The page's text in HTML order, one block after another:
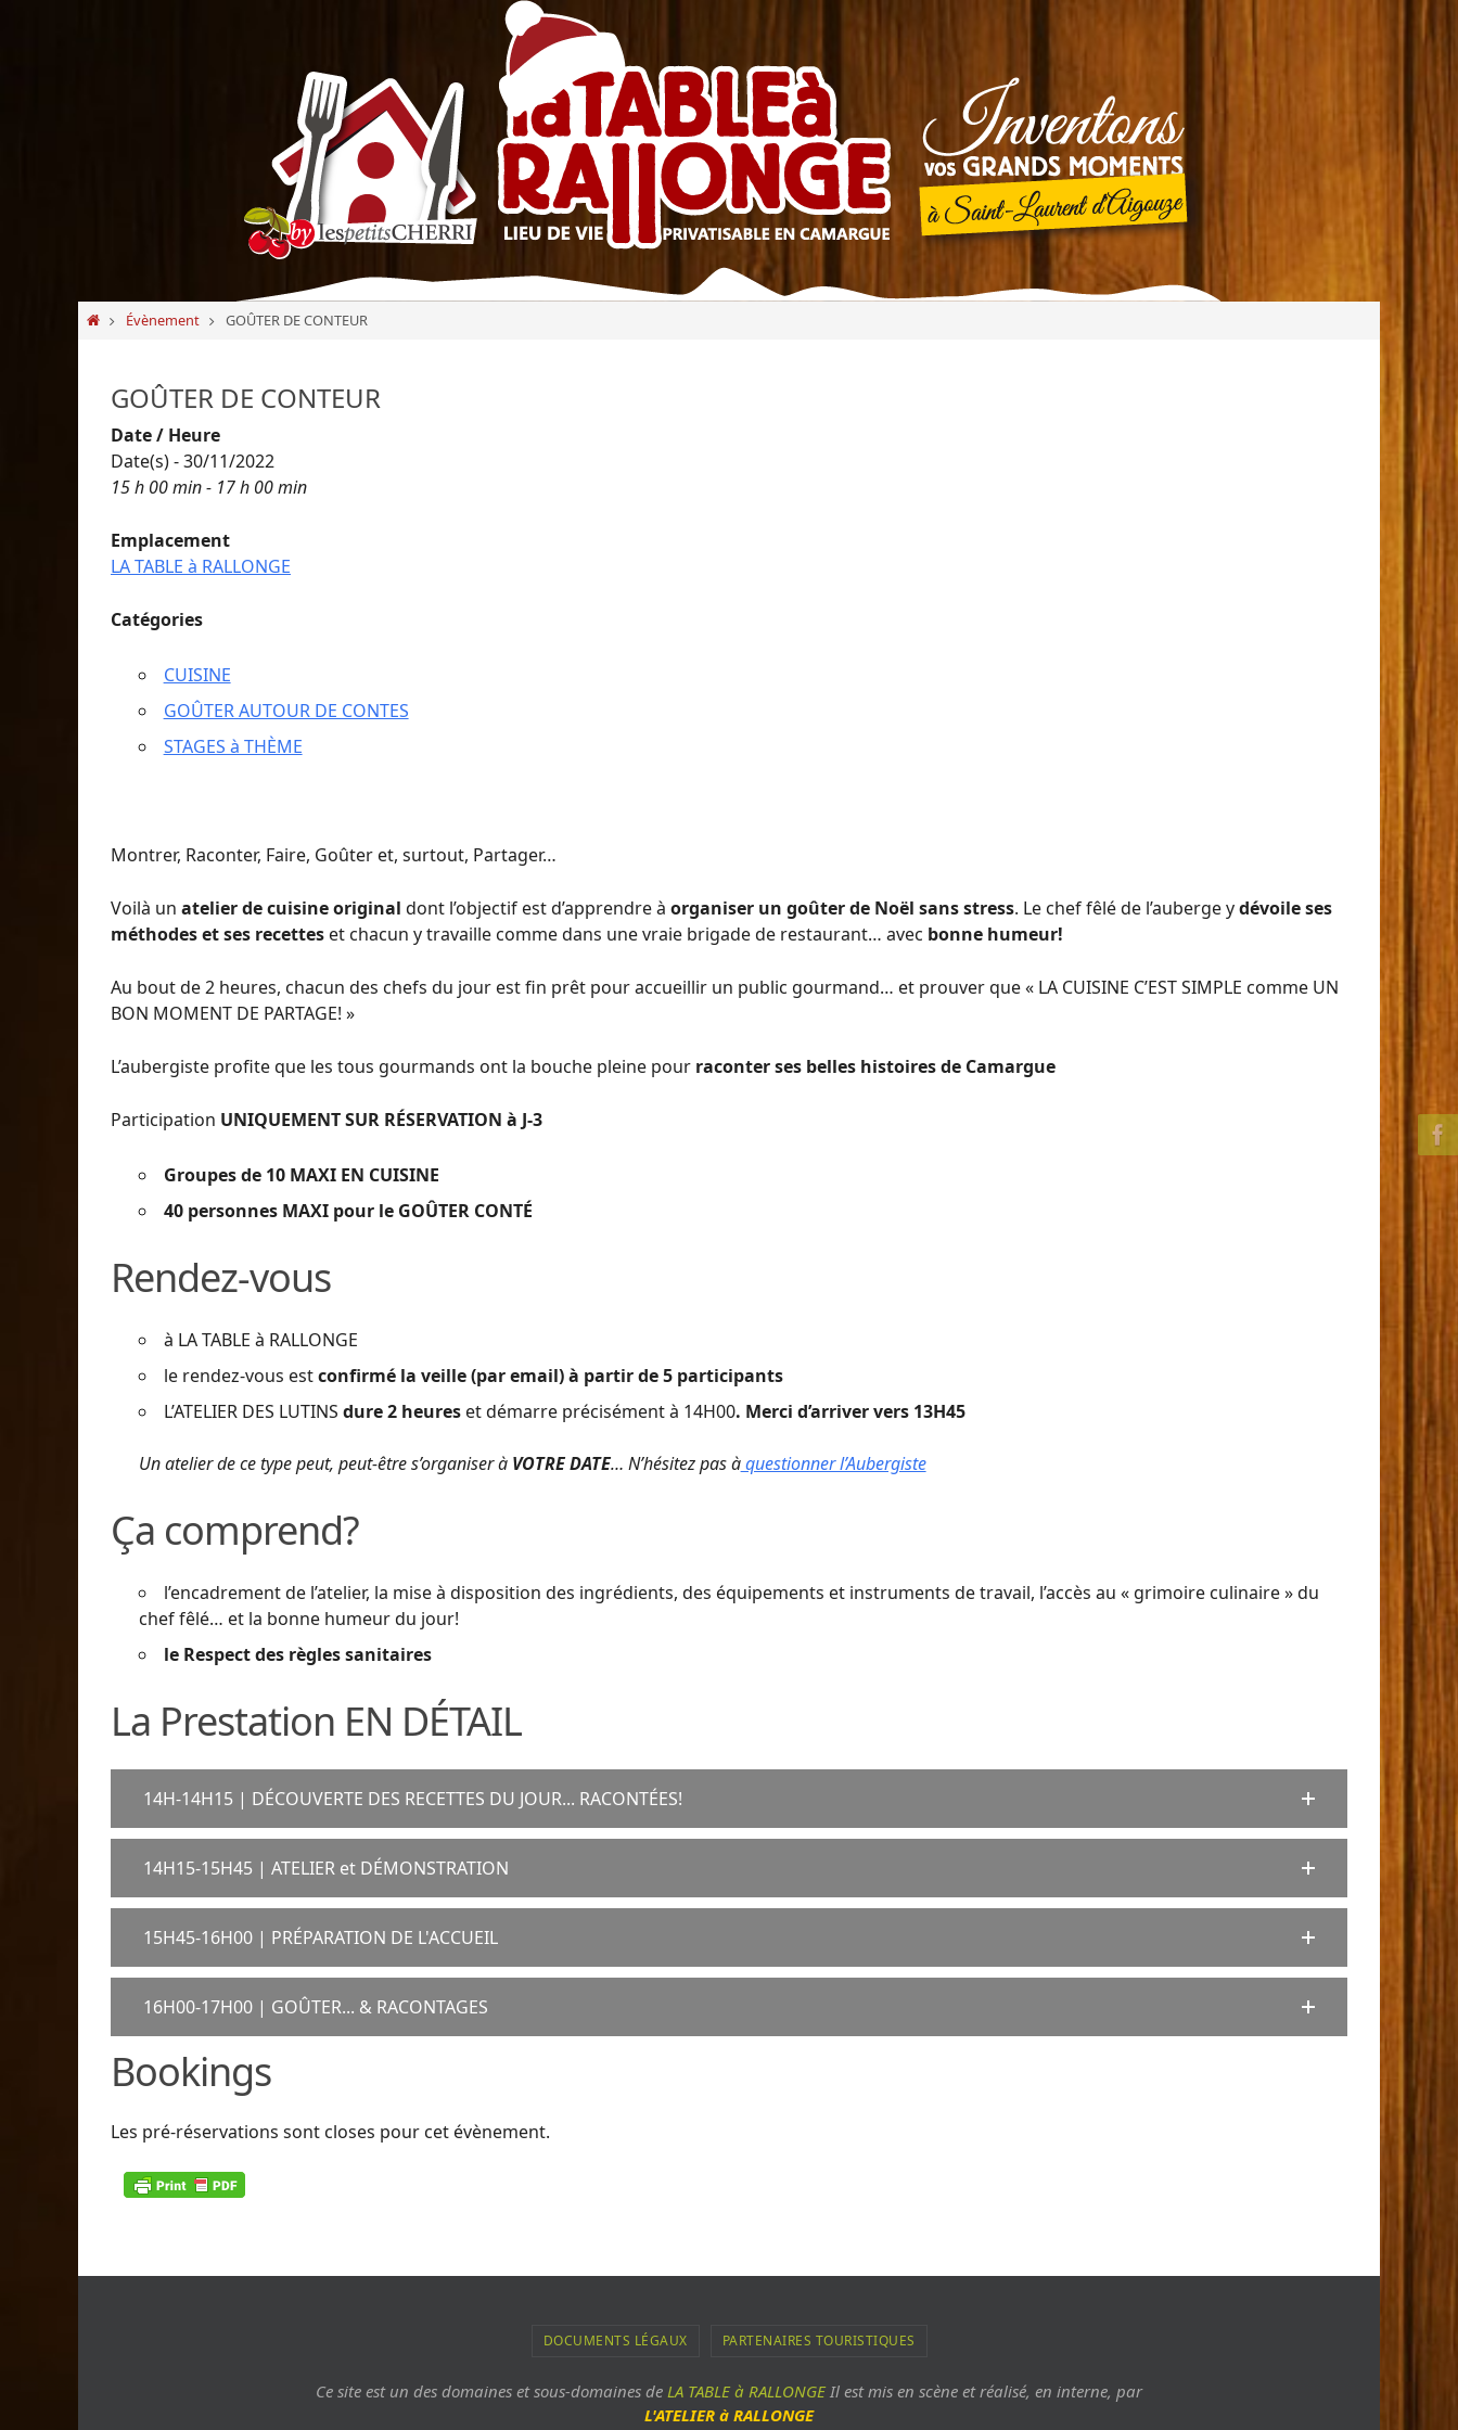
PasserHomeÉvènement GOÛTER DE CONTEUR
GOÛTER DE CONTEUR
Date / Heure
Date(s) - 30/11/2022
15 h 00 min - 17 h 00 min
Emplacement
LA TABLE à RALLONGE
Catégories
CUISINE
GOÛTER AUTOUR DE CONTES
STAGES à THÈME
Montrer, Raconter, Faire, Goûter et, surtout, Partager…
Voilà un atelier de cuisine original dont l’objectif est d’apprendre à organiser un goûter de Noël sans stress. Le chef fêlé de l’auberge ydévoile ses
méthodes et ses recettes et chacun y travaille comme dans une vraie brigade de restaurant… avec bonne humeur!
Au bout de 2 heures, chacun des chefs du jour est fin prêt pour accueillir un public gourmand… et prouver que « LA CUISINE C’EST SIMPLE comme UN
BON MOMENT DE PARTAGE! »
L’aubergiste profite que les tous gourmands ont la bouche pleine pour raconter ses belles histoires de Camargue
Participation UNIQUEMENT SUR RÉSERVATION à J-3
Groupes de 10 MAXI EN CUISINE
40 personnes MAXI pour le GOÛTER CONTÉ
Rendez-vous
à LA TABLE à RALLONGE
le rendez-vous estconfirmé la veille (par email) à partir de 5 participants
L’ATELIER DES LUTINS dure 2 heureset démarre précisément à 14H00. Merci d’arriver vers 13H45
Un atelier de ce type peut, peut-être s’organiser à VOTRE DATE… N’hésitez pas àquestionner l’Aubergiste
Ça comprend?
l’encadrement de l’atelier, la mise à disposition des ingrédients, des équipements et instruments de travail, l’accès au « grimoire culinaire » du
chef fêlé… et la bonne humeur du jour!
le Respect des règles sanitaires
La Prestation EN DÉTAIL
14H-14H15 | DÉCOUVERTE DES RECETTES DU JOUR... RACONTÉES!
14H15-15H45 | ATELIER et DÉMONSTRATION
15H45-16H00 | PRÉPARATION DE L'ACCUEIL
16H00-17H00 | GOÛTER... & RACONTAGES
Bookings
Les pré-réservations sont closes pour cet évènement.
DOCUMENTS LÉGAUX PARTENAIRES TOURISTIQUES
Ce site est un des domaines et sous-domaines de LA TABLE à RALLONGEIl est mis en scène et réalisé, en interne, par
L'ATELIER à RALLONGE